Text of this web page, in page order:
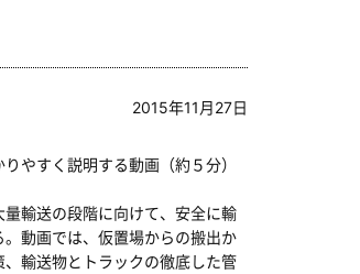
2015年11月27日
やすく説明する動画（約５分）
輸送の段階に向けて、安全に輸
動画では、仮置場からの搬出か
輸送物とトラックの徹底した管